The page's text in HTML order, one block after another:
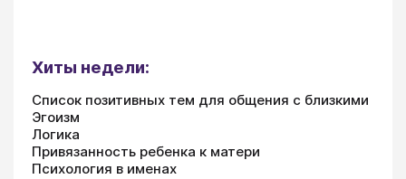
Хиты недели:
Список позитивных тем для общения с близкими
Эгоизм
Логика
Привязанность ребенка к матери
Психология в именах